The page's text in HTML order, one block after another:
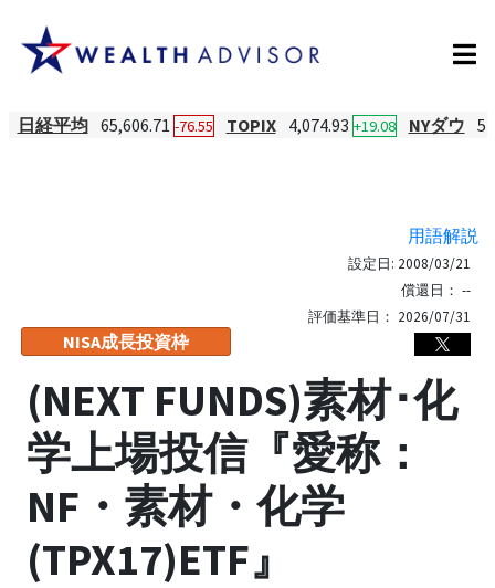
日経平均 65,606.71 -76.55 TOPIX 4,074.93 +19.08 NYダウ
用語解説
NISA成長投資枠
設定日: 2008/03/21
償還日： --
評価基準日： 2026/07/31
(NEXT FUNDS)素材･化
学上場投信『愛称：
NF・素材・化学
(TPX17)ETF』